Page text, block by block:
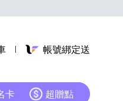
帳號綁定送
卡 超贈點